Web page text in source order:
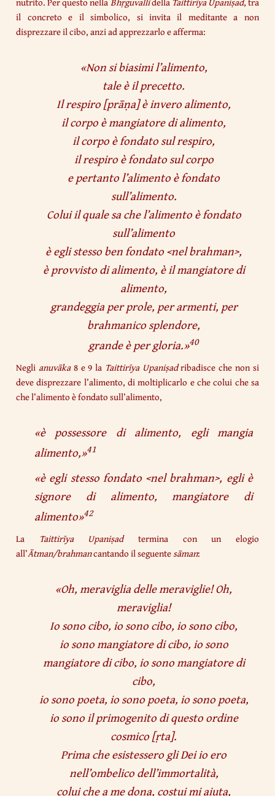
il concreto e il simbolico, si invita il meditante a non
disprezzare il cibo, anzi ad apprezzarlo e afferma:
«Non si biasimi l’alimento,
tale è il precetto.
Il respiro[prāṇa]è invero alimento,
il corpo è mangiatore di alimento,
il corpo è fondato sul respiro,
il respiro è fondato sul corpo
e pertanto l’alimento è fondato
sull’alimento.
Colui il quale sa che l’alimento è fondato
sull’alimento
è egli stesso ben fondato <nel brahman>,
è provvisto di alimento, è il mangiatore di
alimento,
grandeggia per prole, per armenti, per
brahmanico splendore,
grande è per gloria.»40
Negli anuvāka8 e 9 la Taittirīya Upaniṣadribadisce che non si
deve disprezzare l’alimento, di moltiplicarlo e che colui che sa
che l’alimento è fondato sull’alimento,
«è possessore di alimento, egli mangia
alimento,»41
«è egli stesso fondato <nel brahman>, egli è
signore di alimento, mangiatore di
alimento»42
La Taittirīya Upaniṣadtermina con un elogio
all’Ātman/brahmancantando il seguentesāman:
«Oh, meraviglia delle meraviglie! Oh,
meraviglia!
Io sono cibo, io sono cibo, io sono cibo,
io sono mangiatore di cibo, io sono
mangiatore di cibo, io sono mangiatore di
cibo,
io sono poeta, io sono poeta, io sono poeta,
io sono il primogenito di questo ordine
cosmico[ṛta].
Prima che esistessero gli Dei io ero
nell’ombelico dell’immortalità,
colui che a me dona, costui mi aiuta,